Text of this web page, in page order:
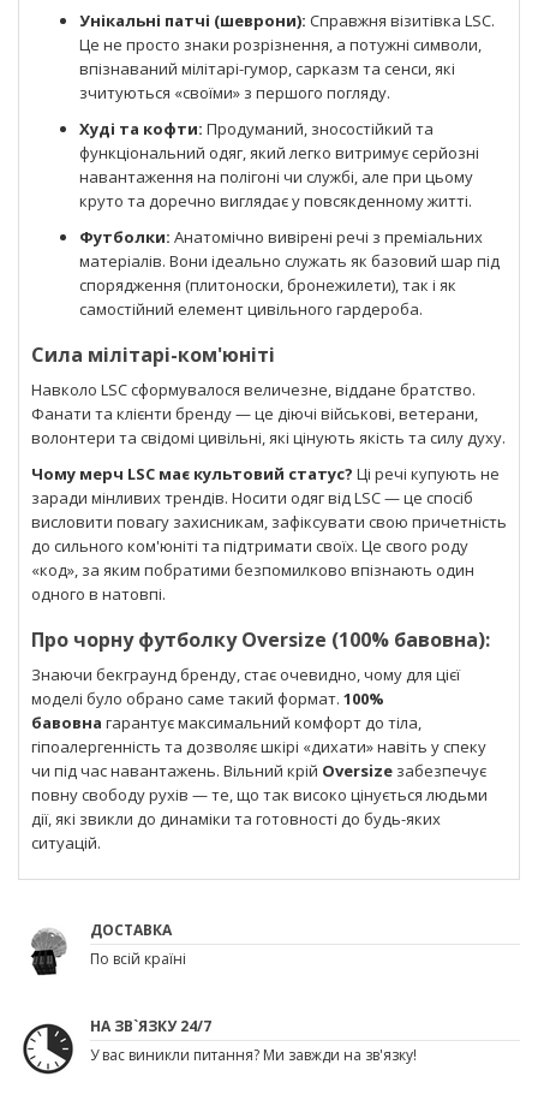
Унікальні патчі (шеврони): Справжня візитівка LSC.
Це не просто знаки розрізнення, а потужні символи,
впізнаваний мілітарі-гумор, сарказм та сенси, які
зчитуються «своїми» з першого погляду.
Худі та кофти: Продуманий, зносостійкий та
функціональний одяг, який легко витримує серйозні
навантаження на полігоні чи службі, але при цьому
круто та доречно виглядає у повсякденному житті.
Футболки: Анатомічно вивірені речі з преміальних
матеріалів. Вони ідеально служать як базовий шар під
спорядження (плитоноски, бронежилети), так і як
самостійний елемент цивільного гардероба.
Сила мілітарі-ком'юніті
Навколо LSC сформувалося величезне, віддане братство.
Фанати та клієнти бренду — це діючі військові, ветерани,
волонтери та свідомі цивільні, які цінують якість та силу духу.
Чому мерч LSC має культовий статус? Ці речі купують не
заради мінливих трендів. Носити одяг від LSC — це спосіб
висловити повагу захисникам, зафіксувати свою причетність
до сильного ком'юніті та підтримати своїх. Це свого роду
«код», за яким побратими безпомилково впізнають один
одного в натовпі.
Про чорну футболку Oversize (100% бавовна):
Знаючи бекграунд бренду, стає очевидно, чому для цієї
моделі було обрано саме такий формат. 100%
бавовна гарантує максимальний комфорт до тіла,
гіпоалергенність та дозволяє шкірі «дихати» навіть у спеку
чи під час навантажень. Вільний крій Oversize забезпечує
повну свободу рухів — те, що так високо цінується людьми
дії, які звикли до динаміки та готовності до будь-яких
ситуацій.
ДОСТАВКА
По всій країні
НА ЗВ`ЯЗКУ 24/7
У вас виникли питання? Ми завжди на зв'язку!